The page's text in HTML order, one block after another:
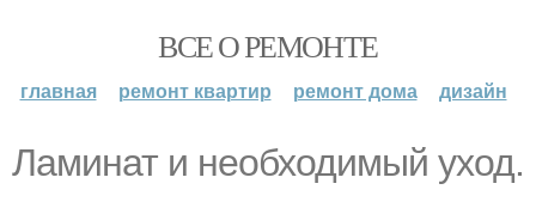
ВСЕ О РЕМОНТЕ
главная ремонт квартир ремонт дома дизайн
Ламинат и необходимый уход.